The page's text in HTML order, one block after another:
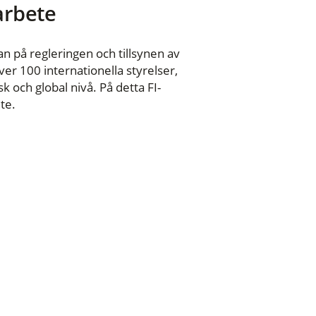
på regleringen och tillsynen av
100 internationella styrelser,
och global nivå. På detta FI-